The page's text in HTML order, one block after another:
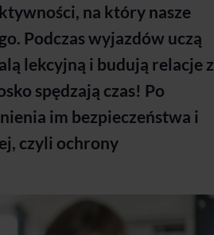
na który nasze
Podczas wyjazdów uczą
lekcyjną i budują relacje z
spędzają czas! Po
im bezpieczeństwa i
czyli ochrony